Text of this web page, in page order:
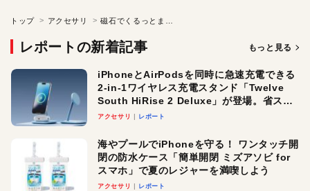
トップ アクセサリ 磁石でくるっとまとまる使い心地スマートなケーブル
レポートの新着記事 もっと見る
iPhoneとAirPodsを同時に急速充電できる
2-in-1ワイヤレス充電スタンド「Twelve
South HiRise 2 Deluxe」が登場。省スペ
ースでおしゃれに充電したい人にオスス
アクセサリ レポート
海やプールでiPhoneを守る！ ワンタッチ開
閉の防水ケース「簡単開閉 ミズアソビ for
スマホ」で夏のレジャーを満喫しよう
アクセサリ レポート